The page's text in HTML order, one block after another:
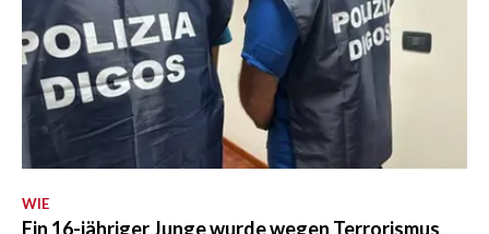
WIE
Ein 16-jähriger Junge wurde wegen Terrorismus